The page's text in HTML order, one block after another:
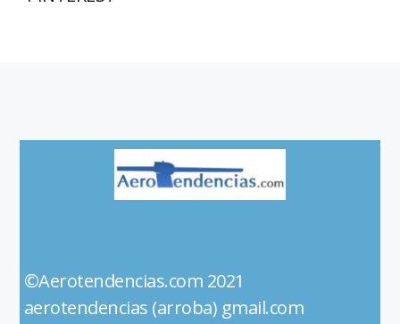
©Aerotendencias.com 2021
aerotendencias (arroba) gmail.com